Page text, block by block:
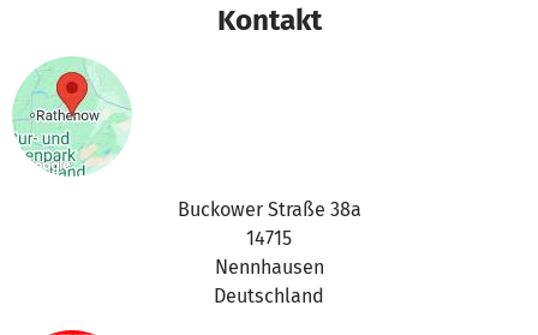
Kontakt
Buckower Straße 38a
14715
Nennhausen
Deutschland